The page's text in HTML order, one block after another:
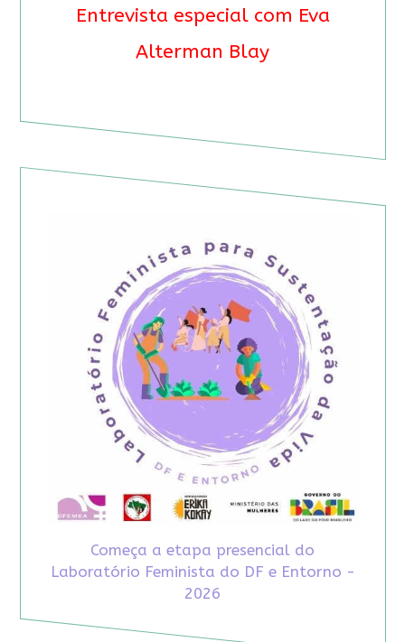
Entrevista especial com Eva
Alterman Blay
Começa a etapa presencial do
Laboratório Feminista do DF e Entorno -
2026